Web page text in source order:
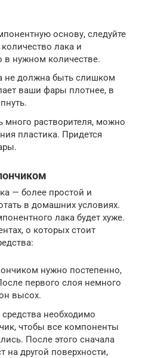
основу, следуйте
лака и
в нужном количестве.
не должна быть слишком
ваши фары плотнее, в
много растворителя, можно
пластика. Придется
— более простой и
в домашних условиях.
лака будет хуже.
о которых стоит
нужно постепенно,
первого слоя немного
высох.
необходимо
чтобы все компоненты
После этого сначала
на другой поверхности,